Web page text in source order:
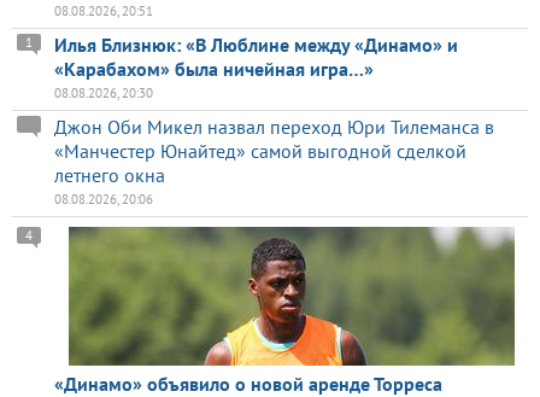
08.08.2026, 20:51
Илья Близнюк: «В Люблине между «Динамо» и
«Карабахом» была ничейная игра…»
1
08.08.2026, 20:30
Джон Оби Микел назвал переход Юри Тилеманса в
«Манчестер Юнайтед» самой выгодной сделкой
летнего окна
08.08.2026, 20:06
«Динамо» объявило о новой аренде Торреса
4